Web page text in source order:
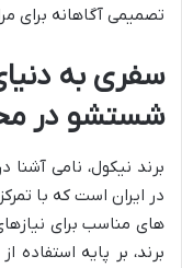
تصمیمی آگاهانه برای
سفری به
شستشو در
برند نیکول، نامی
در ایران است که با
های مناسب برای
برند، بر پایه استفاده